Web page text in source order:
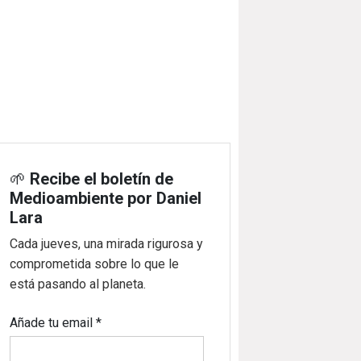
🌱 Recibe el boletín de
Medioambiente por Daniel
Lara
Cada jueves, una mirada rigurosa y
comprometida sobre lo que le
está pasando al planeta.
Añade tu email*